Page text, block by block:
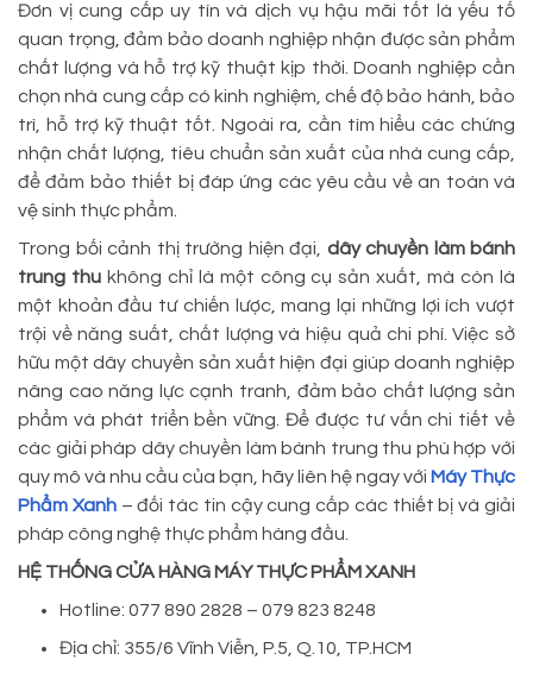
Đơn vị cung cấp uy tín và dịch vụ hậu mãi tốt là yếu tố
quan trọng, đảm bảo doanh nghiệp nhận được sản phẩm
chất lượng và hỗ trợ kỹ thuật kịp thời. Doanh nghiệp cần
chọn nhà cung cấp có kinh nghiệm, chế độ bảo hành, bảo
trì, hỗ trợ kỹ thuật tốt. Ngoài ra, cần tìm hiểu các chứng
nhận chất lượng, tiêu chuẩn sản xuất của nhà cung cấp,
để đảm bảo thiết bị đáp ứng các yêu cầu về an toàn và
vệ sinh thực phẩm.
Trong bối cảnh thị trường hiện đại, dây chuyền làm bánh
trung thu không chỉ là một công cụ sản xuất, mà còn là
một khoản đầu tư chiến lược, mang lại những lợi ích vượt
trội về năng suất, chất lượng và hiệu quả chi phí. Việc sở
hữu một dây chuyền sản xuất hiện đại giúp doanh nghiệp
nâng cao năng lực cạnh tranh, đảm bảo chất lượng sản
phẩm và phát triển bền vững. Để được tư vấn chi tiết về
các giải pháp dây chuyền làm bánh trung thu phù hợp với
quy mô và nhu cầu của bạn, hãy liên hệ ngay với Máy Thực
Phẩm Xanh– đối tác tin cậy cung cấp các thiết bị và giải
pháp công nghệ thực phẩm hàng đầu.
HỆ THỐNG CỬA HÀNG MÁY THỰC PHẨM XANH
Hotline: 077 890 2828 – 079 823 8248
Địa chỉ: 355/6 Vĩnh Viễn, P.5, Q.10, TP.HCM